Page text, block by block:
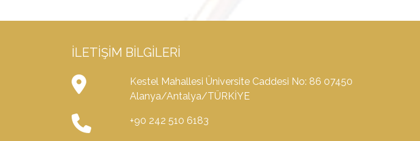
İLETIŞIM BILGILERI
Kestel Mahallesi Üniversite Caddesi No: 86 07450
Alanya/Antalya/TÜRKİYE
+90 242 510 6183